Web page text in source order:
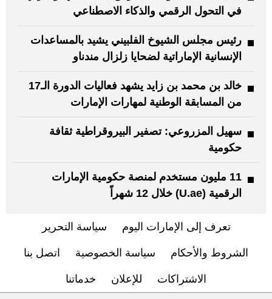
في التحول الرقمي والذكاء الاصطناعي
رئيس مجلس الشيوخ الفلبيني يشيد بالمساعدات
الإنسانية الإماراتية لضحايا زلزال مندناو
خالد بن محمد بن زايد يشهد فعاليات الدورة الـ17
من المسابقة الوطنية لمهارات الإمارات
سهيل المزروعي: تصفير البيروقراطية ثقافة
حكومية
11 مليون مستخدم لمنصة حكومية الإمارات
الرقمية (U.ae) خلال 12 شهراً
تعرف إلى الإمارات اليوم سياسة التحرير
الشروط والأحكام سياسة الخصوصية اتصل بنا
الاشتراكات للإعلان خدماتنا